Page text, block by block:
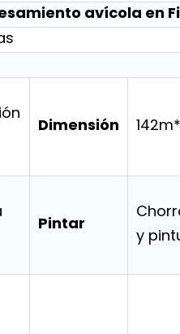
avícola en
Dimensión
Pintar
y